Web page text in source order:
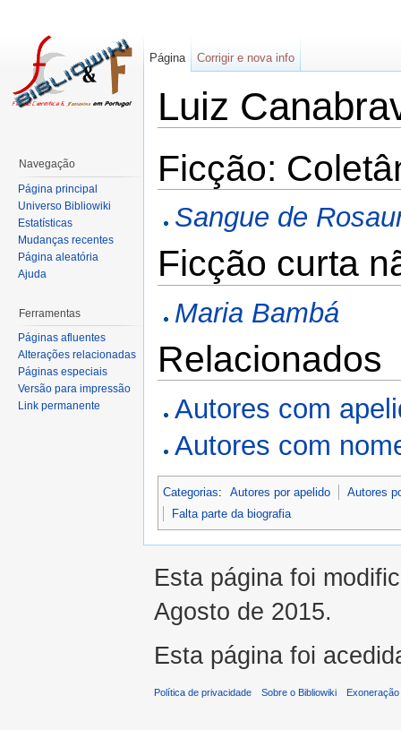
Luiz
Ficção:
Sangue de
Ficção curta
Maria Bambá
Relacionados
Autores com
Autores com
Categorias: Autores por apelido
Autores
Falta parte da biografia
Página Corrigir e nova info
Navegação
Página principal
Universo Bibliowiki
Estatísticas
Mudanças recentes
Página aleatória
Ajuda
Ferramentas
Páginas afluentes
Alterações relacionadas
Páginas especiais
Versão para impressão
Link permanente
Esta página foi
Agosto de 2015.
Esta página foi
Política de privacidade Sobre o Bibliowiki